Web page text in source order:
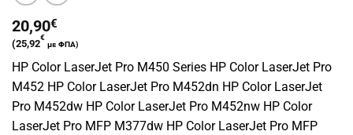
20,90€
(25,92
€
με ΦΠΑ)
HP Color LaserJet Pro M450 Series HP Color LaserJet Pro
M452 HP Color LaserJet Pro M452dn HP Color LaserJet
Pro M452dw HP Color LaserJet Pro M452nw HP Color
LaserJet Pro MFP M377dw HP Color LaserJet Pro MFP